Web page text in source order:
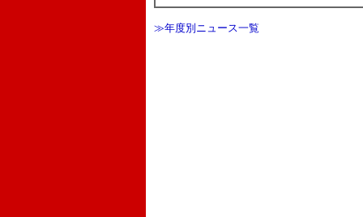
≫年度別ニュース一覧